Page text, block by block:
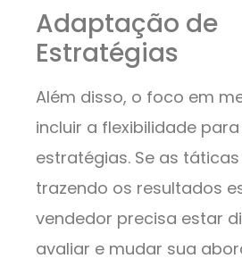
Adaptação de
Estratégias
Além disso, o foco em
incluir a flexibilidade
estratégias. Se as
trazendo os resultados
vendedor precisa estar
avaliar e mudar sua